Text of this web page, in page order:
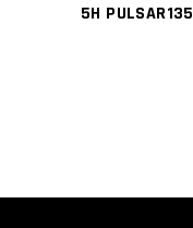
5H PULSAR135